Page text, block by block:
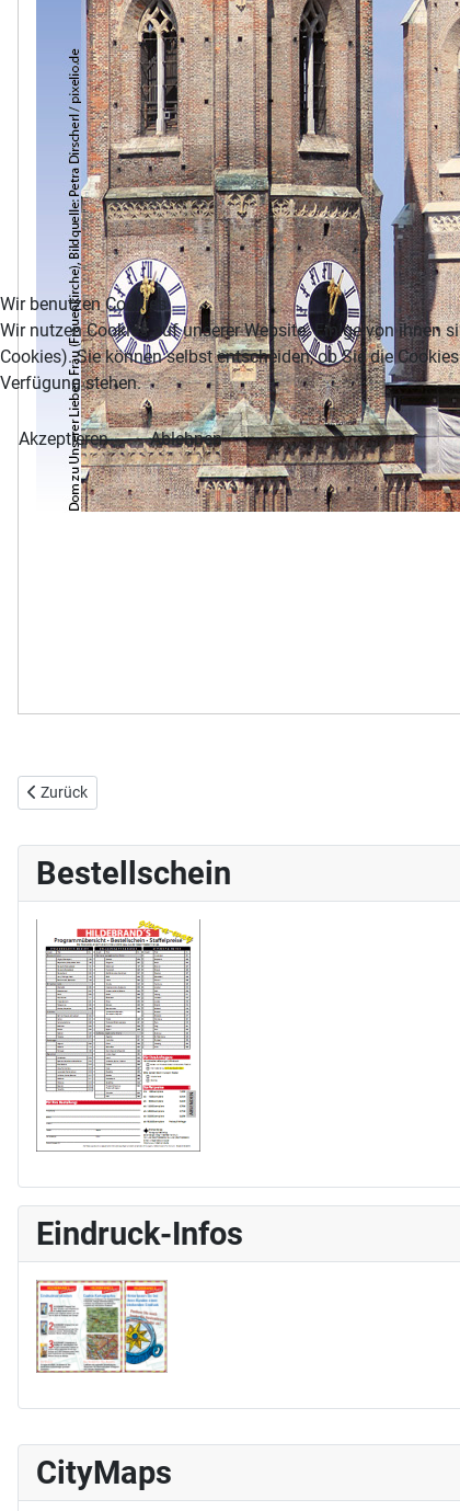
CityMaps
Vorheriger Beitrag: Mailand
Zurück
Bestellschein
Eindruck-Infos
Wir benutzen Cookies
Wir nutzen Cookies auf unserer Website. Einige von ihnen
Cookies). Sie können selbst entscheiden, ob Sie die
Verfügung stehen.
Akzeptieren
Ablehnen